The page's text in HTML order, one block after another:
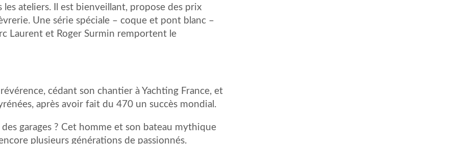
ateliers. Il est bienveillant, propose des prix
Une série spéciale – coque et pont blanc –
Laurent et Roger Surmin remportent le
cédant son chantier à Yachting France, et
après avoir fait du 470 un succès mondial.
garages ? Cet homme et son bateau mythique
plusieurs générations de passionnés.